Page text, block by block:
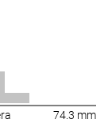
74.3 mm